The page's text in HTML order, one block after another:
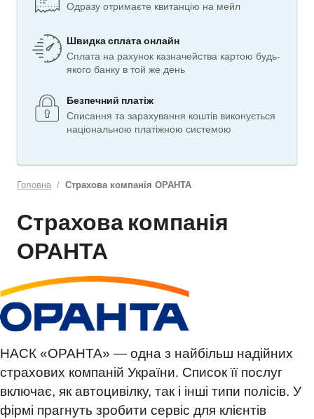
Одразу отримаєте квитанцію на мейл
Швидка сплата онлайн
Сплата на рахунок казначейства картою будь-
якого банку в той же день
Безпечний платіж
Списання та зарахування коштів виконується
національною платіжною системою
Головна Страхова компанія ОРАНТА
Страхова компанія
ОРАНТА
НАСК «ОРАНТА» — одна з найбільш надійних
страхових компаній України. Список її послуг
включає, як автоцивілку, так і інші типи полісів. У
фірмі прагнуть зробити сервіс для клієнтів